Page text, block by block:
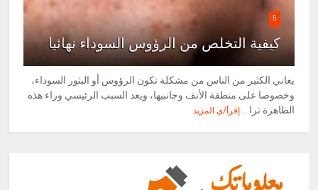
5
كيفية التخلص من الرؤوس السوداء نهائيا
يعاني الكثير من الناس من مشكلة تكون الرؤوس أو البثور السوداء،
وخصوصا على منطقة الأنف وجانبيها، ويعد السبب الرئيسي وراء هذه
الظاهرة ترا...
إقرأ/ي المزيد